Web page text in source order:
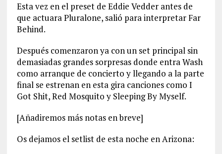
Esta vez en el preset de Eddie Vedder antes de
que actuara Pluralone, salió para interpretar Far
Behind.
Después comenzaron ya con un set principal sin
demasiadas grandes sorpresas donde entra Wash
como arranque de concierto y llegando a la parte
final se estrenan en esta gira canciones como I
Got Shit, Red Mosquito y Sleeping By Myself.
[Añadiremos más notas en breve]
Os dejamos el setlist de esta noche en Arizona: